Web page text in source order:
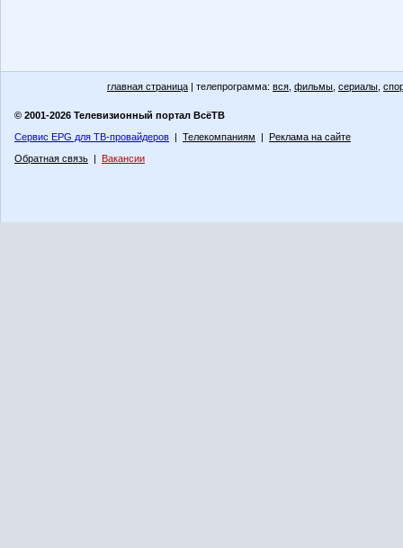
главная страница | телепрограмма: вся фильмы сериалы
© 2001-2026 Телевизионный портал ВсёТВ
Сервис EPG для ТВ-провайдеров | Телекомпаниям | Реклама на сайте
Обратная связь | Вакансии